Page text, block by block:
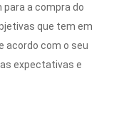
a compra do
que tem em
acordo com o seu
expectativas e